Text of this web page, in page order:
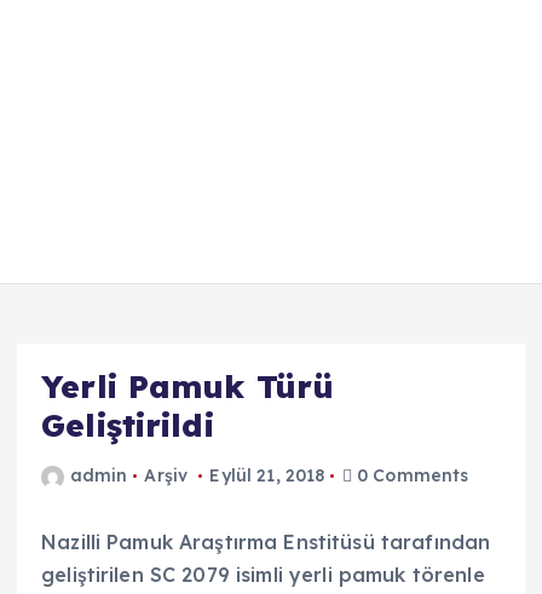
Yerli Pamuk Türü
Geliştirildi
admin Arşiv Eylül 21, 2018 0 Comments
Nazilli Pamuk Araştırma Enstitüsü tarafından
geliştirilen SC 2079 isimli yerli pamuk törenle